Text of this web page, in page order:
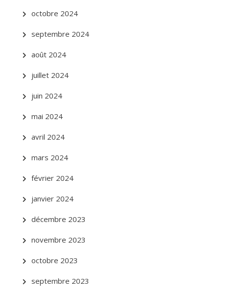
octobre 2024
septembre 2024
août 2024
juillet 2024
juin 2024
mai 2024
avril 2024
mars 2024
février 2024
janvier 2024
décembre 2023
novembre 2023
octobre 2023
septembre 2023